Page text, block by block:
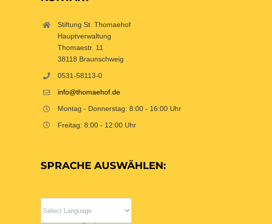
Stiftung St. Thomaehof
Hauptverwaltung
Thomaestr. 11
38118 Braunschweig
0531-58113-0
info@thomaehof.de
Montag - Donnerstag: 8:00 - 16:00 Uhr
Freitag: 8:00 - 12:00 Uhr
SPRACHE AUSWÄHLEN: